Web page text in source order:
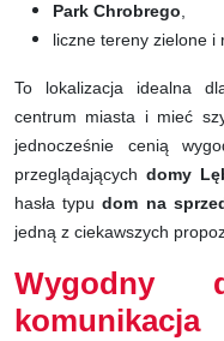
Park Chrobrego
liczne tereny zielone i
To lokalizacja idealna
centrum miasta i mieć
jednocześnie cenią
przeglądającychdomy
hasła typudom na
jedną z ciekawszych
Wygodny
komunikacja